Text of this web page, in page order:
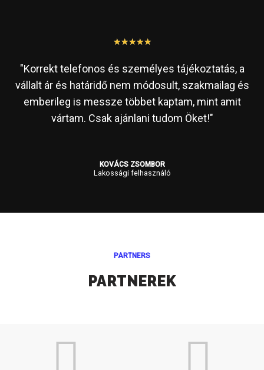
★★★★★
"Korrekt telefonos és személyes tájékoztatás, a
vállalt ár és határidő nem módosult, szakmailag és
emberileg is messze többet kaptam, mint amit
vártam. Csak ajánlani tudom Öket!"
KOVÁCS ZSOMBOR
Lakossági felhasználó
PARTNERS
PARTNEREK